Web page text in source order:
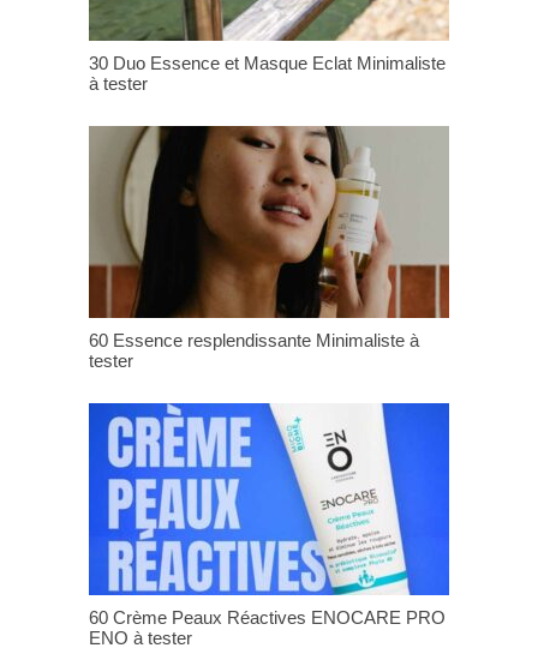
30 Duo Essence et Masque Eclat Minimaliste
à tester
60 Essence resplendissante Minimaliste à
tester
60 Crème Peaux Réactives ENOCARE PRO
ENO à tester